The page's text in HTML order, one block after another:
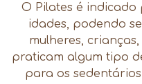
O Pilates é indicado
idades, podendo
mulheres,
praticam algum tipo
para os